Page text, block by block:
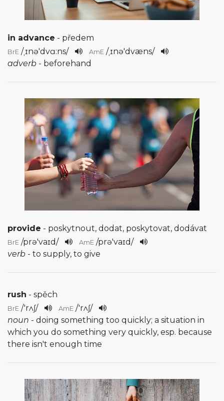
in advance - předem
BrE /ˌɪnə'dvɑ:ns/ AmE /ˌɪnə'dvæns/
adverb - beforehand
provide - poskytnout, dodat, poskytovat, dodávat
BrE /prə'vaɪd/ AmE /prə'vaɪd/
verb - to supply, to give
rush - spěch
BrE /'rʌʃ/ AmE /'rʌʃ/
noun - doing something too quickly; a situation in
which you do something very quickly, esp. because
there isn't enough time